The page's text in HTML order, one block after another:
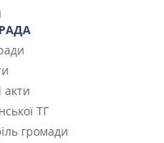
акти
ТГ
громади